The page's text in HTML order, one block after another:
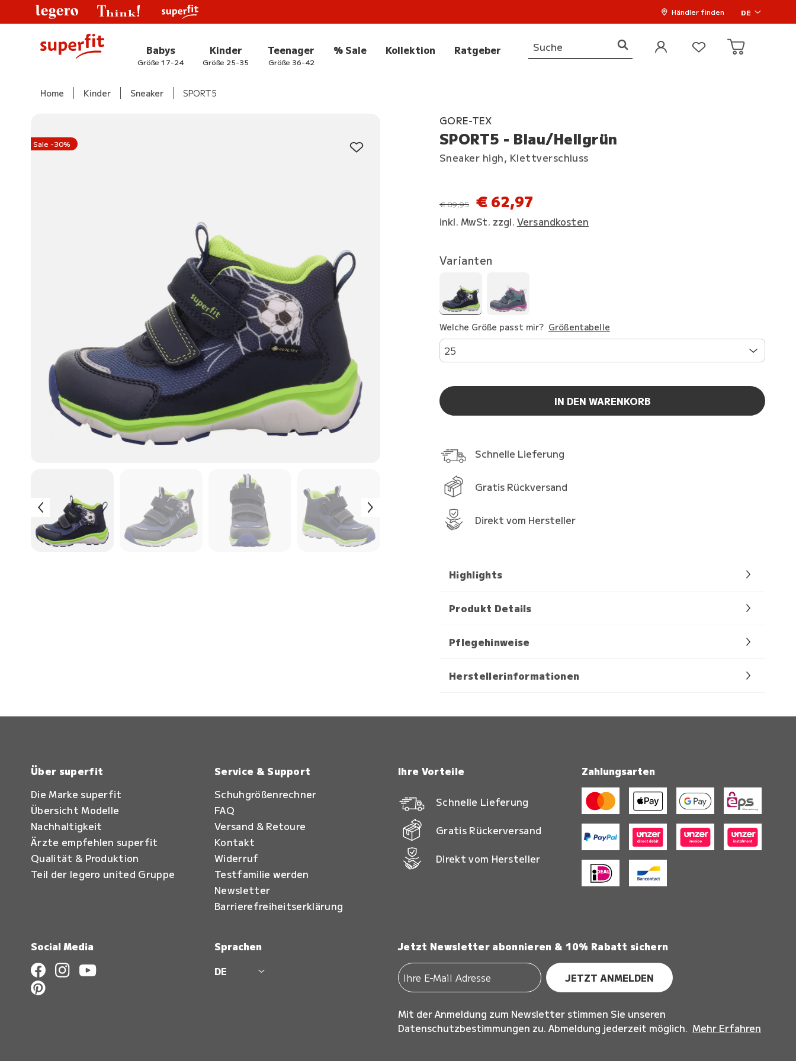
Händler finden DE
Babys
Größe 17-24
Kinder
Größe 25-35
Teenager
Größe 36-42
% Sale Kollektion Ratgeber
Home Kinder Sneaker SPORT5
Sale -30%
GORE-TEX
SPORT5 - Blau/Hellgrün
Sneaker high, Klettverschluss
statt
€ 89,95 € 62,97
inkl. MwSt. zzgl. Versandkosten
Varianten
Welche Größe passt mir? Größentabelle
25
IN DEN WARENKORB
Schnelle Lieferung
Gratis Rückversand
Direkt vom Hersteller
Highlights
Produkt Details
Pflegehinweise
Herstellerinformationen
Über superfit
Die Marke superfit
Übersicht Modelle
Nachhaltigkeit
Ärzte empfehlen superfit
Qualität & Produktion
Teil der legero united Gruppe
Service & Support
Schuhgrößenrechner
FAQ
Versand & Retoure
Kontakt
Widerruf
Testfamilie werden
Newsletter
Barrierefreiheitserklärung
Ihre Vorteile
Schnelle Lieferung
Gratis Rückerversand
Direkt vom Hersteller
Zahlungsarten
Social Media
Sprachen
DE
Jetzt Newsletter abonnieren & 10% Rabatt sichern
JETZT ANMELDEN
Mit der Anmeldung zum Newsletter stimmen Sie unseren
Datenschutzbestimmungen zu. Abmeldung jederzeit möglich. Mehr Erfahren